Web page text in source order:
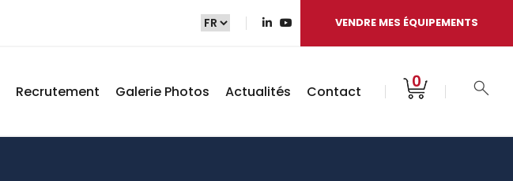
VENDRE MES ÉQUIPEMENTS
Recrutement Galerie Photos Actualités Contact 0